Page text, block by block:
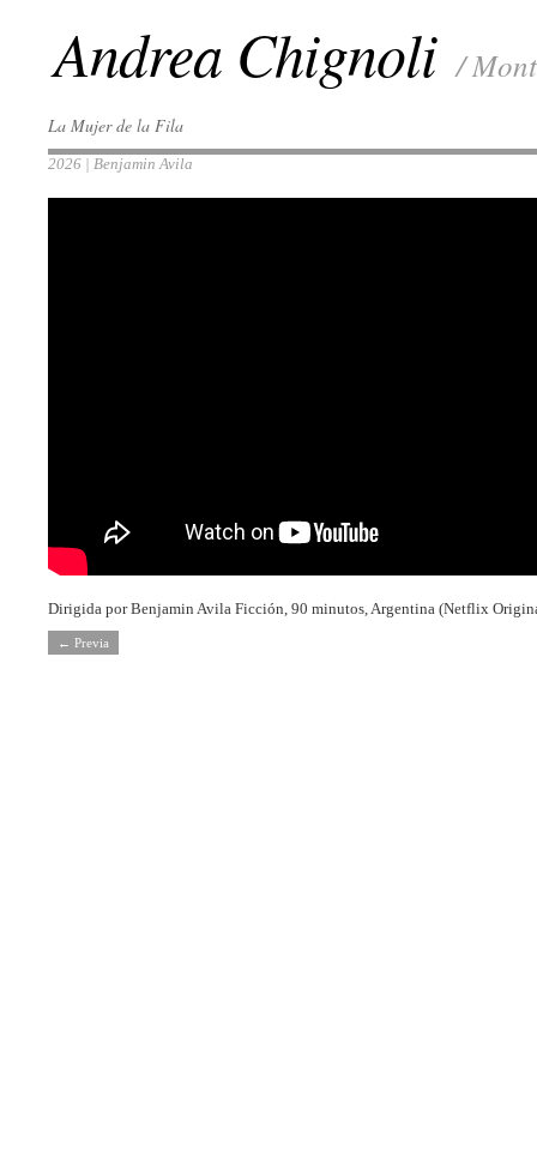
Andrea Chignoli /
La Mujer de la Fila
2026 | Benjamin Avila
Dirigida por Benjamin Avila Ficción, 90 minutos, Argentina (Netflix
← Previa